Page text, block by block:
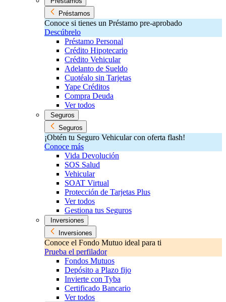
Préstamos
Conoce si tienes un Préstamo pre-aprobado
Descúbrelo
Préstamo Personal
Crédito Hipotecario
Crédito Vehicular
Adelanto de Sueldo
Cuotéalo sin Tarjetas
Yape Créditos
Compra Deuda
Ver todos
Seguros
Seguros
¡Obtén tu Seguro Vehicular con oferta flash!
Conoce más
Vida Devolución
SOS Salud
Vehicular
SOAT Virtual
Protección de Tarjetas Plus
Ver todos
Gestiona tus Seguros
Inversiones
Inversiones
Conoce el Fondo Mutuo ideal para ti
Prueba el perfilador
Fondos Mutuos
Depósito a Plazo fijo
Invierte con Tyba
Certificado Bancario
Ver todos